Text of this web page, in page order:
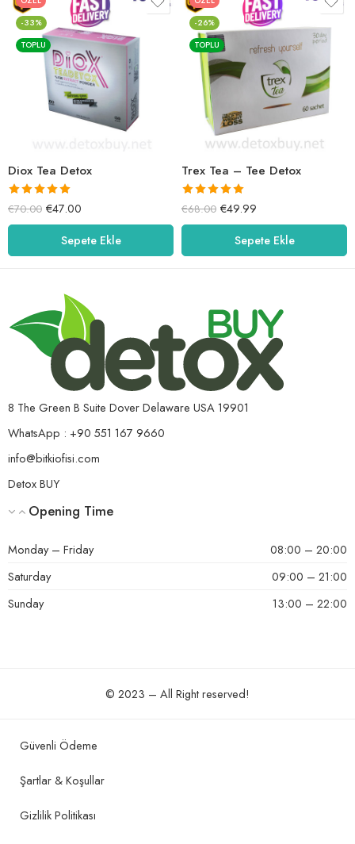
-33%
TOPLU
Diox Tea Detox
5 üzerinden
5.00oy aldı
€70.00 €47.00
Sepete Ekle
-26%
TOPLU
Trex Tea – Tee Detox
5 üzerinden
5.00oy aldı
€68.00 €49.99
Sepete Ekle
8 The Green B Suite Dover Delaware USA 19901
WhatsApp : +90 551 167 9660
info@bitkiofisi.com
Detox BUY
Opening Time
Monday – Friday
08:00 – 20:00
Saturday
09:00 – 21:00
Sunday
13:00 – 22:00
© 2023 – All Right reserved!
Güvenli Ödeme
Şartlar & Koşullar
Gizlilik Politikası